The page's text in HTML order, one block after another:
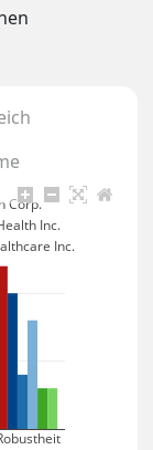
Corp.
Inc.
Inc.